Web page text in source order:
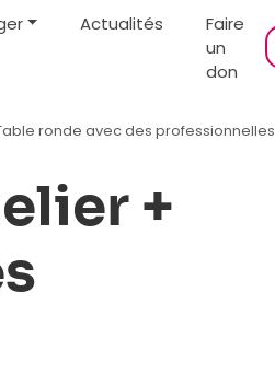
Actualités
Faire
un
don
ronde avec des professionnelles
+